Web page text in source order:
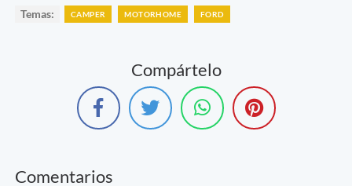
Temas: CAMPER MOTORHOME FORD
Compártelo
Comentarios